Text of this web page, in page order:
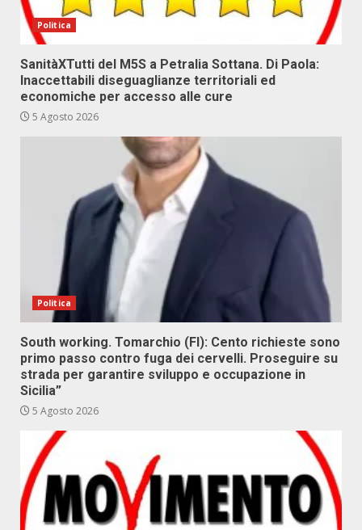
Politica
SanitàXTutti del M5S a Petralia Sottana. Di Paola:
Inaccettabili diseguaglianze territoriali ed
economiche per accesso alle cure
5 Agosto 2026
Politica
South working. Tomarchio (FI): Cento richieste sono
primo passo contro fuga dei cervelli. Proseguire su
strada per garantire sviluppo e occupazione in
Sicilia”
5 Agosto 2026